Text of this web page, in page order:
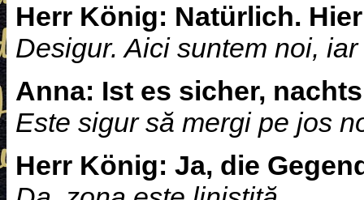
Herr König: Natürlich.
Desigur. Aici suntem noi,
Anna: Ist es sicher,
Este sigur să mergi pe jos
Herr König: Ja, die